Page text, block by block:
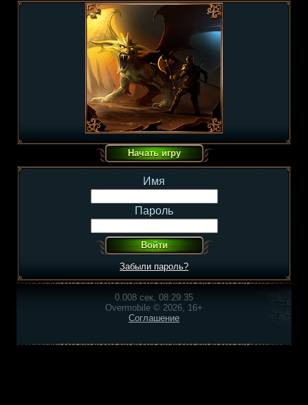
Имя
Пароль
Забыли пароль?
0.008 сек, 08:29:35
Overmobile © 2026, 16+
Соглашение